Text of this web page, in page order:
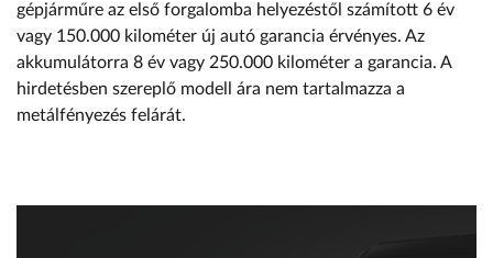
gépjárműre az első forgalomba helyezéstől számított 6 év
vagy 150.000 kilométer új autó garancia érvényes. Az
akkumulátorra 8 év vagy 250.000 kilométer a garancia. A
hirdetésben szereplő modell ára nem tartalmazza a
metálfényezés felárát.